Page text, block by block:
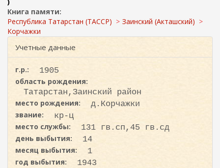
и
с
к
Книга памяти:
Республика Татарстан (ТАССР)
Заинский (Акташский)
Корчажки
Учетные данные
г.р.:
1905
область рождения:
Татарстан,Заинский район
место рождения:
д.Корчажки
звание:
кр-ц
место службы:
131 гв.сп,45 гв.сд
день выбытия:
14
месяц выбытия:
1
год выбытия:
1943